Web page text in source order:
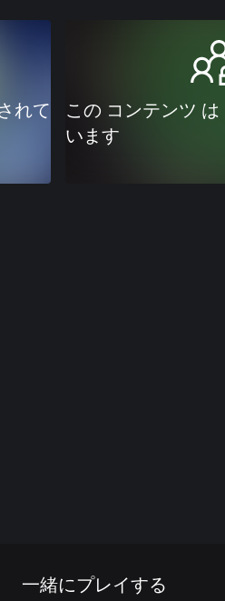
れて
この コンテンツ
います
一緒にプレイする